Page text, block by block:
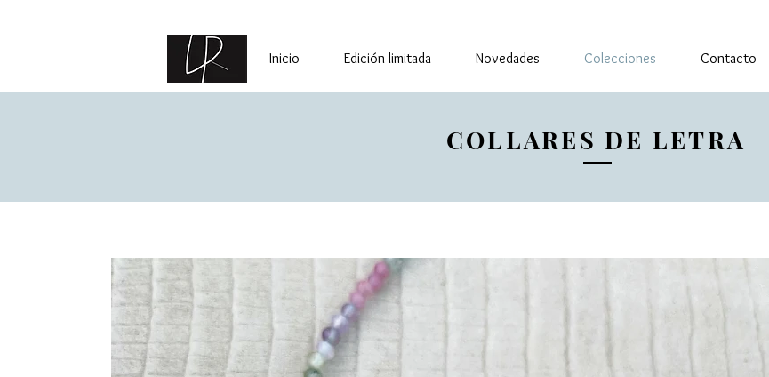
Inicio Edición limitada Novedades Colecciones Contacto
COLLARES DE LETRA